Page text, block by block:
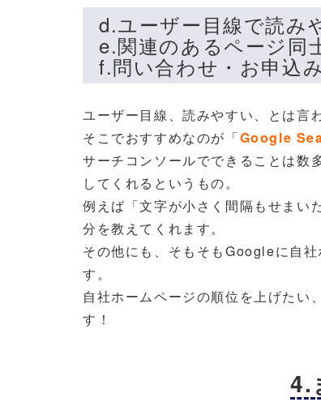
d.ユーザー目線で読み
e.関連のあるページ同
f.問い合わせ・お申込
ユーザー目線、読みやすい、とは言
そこでおすすめなのが「Google
サーチコンソールでできることは数
してくれるというもの。
例えば「文字が小さく間隔もせまい
分を教えてくれます。
その他にも、そもそもGoogleに自
す。
自社ホームページの順位を上げた
す！
4.